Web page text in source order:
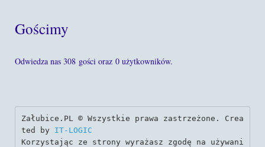
Gościmy
Odwiedza nas 308 gości oraz 0 użytkowników.
Załubice.PL © Wszystkie prawa zastrzeżone. Crea
ted by IT-LOGIC
Korzystając ze strony wyrażasz zgodę na używani